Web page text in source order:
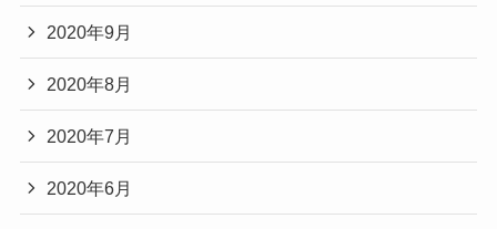
2020年9月
2020年8月
2020年7月
2020年6月